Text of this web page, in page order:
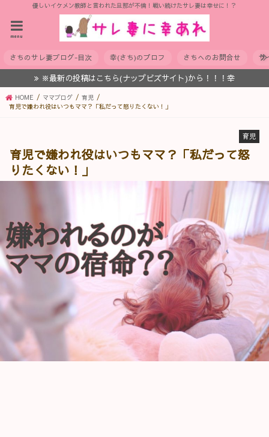
優しいイケメン教師と言われた旦那が不倫！戦い続けたサレ妻は幸せに！？
menu
さちのサレ妻ブログ-目次 幸(さち)のプロフ さちへのお問合せ サ
※最新の投稿はこちら(ナップビズサイト)から！！！幸
HOME ママブログ
育児
育児で嫌われ役はいつもママ？「私だって怒りたくない！」
育児
育児で嫌われ役はいつもママ？「私だって怒
りたくない！」